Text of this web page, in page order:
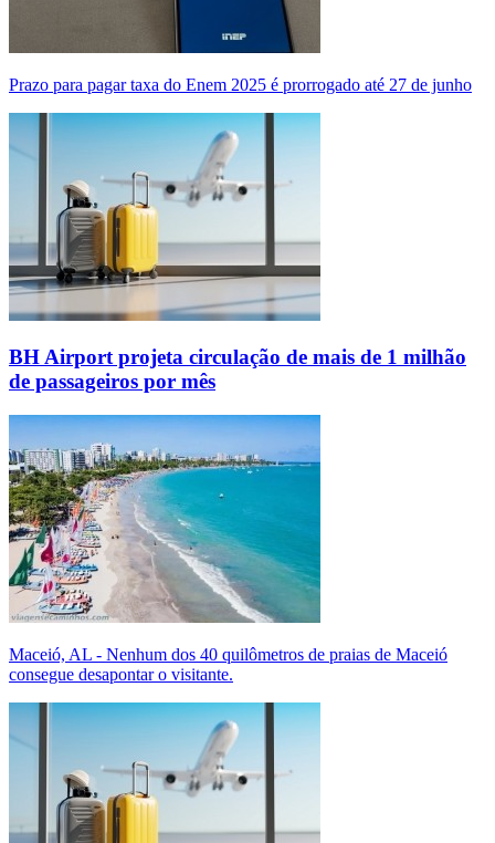
Prazo para pagar taxa do Enem 2025 é prorrogado até 27 de junho
BH Airport projeta circulação de mais de 1 milhão
de passageiros por mês
Maceió, AL - Nenhum dos 40 quilômetros de praias de Maceió
consegue desapontar o visitante.